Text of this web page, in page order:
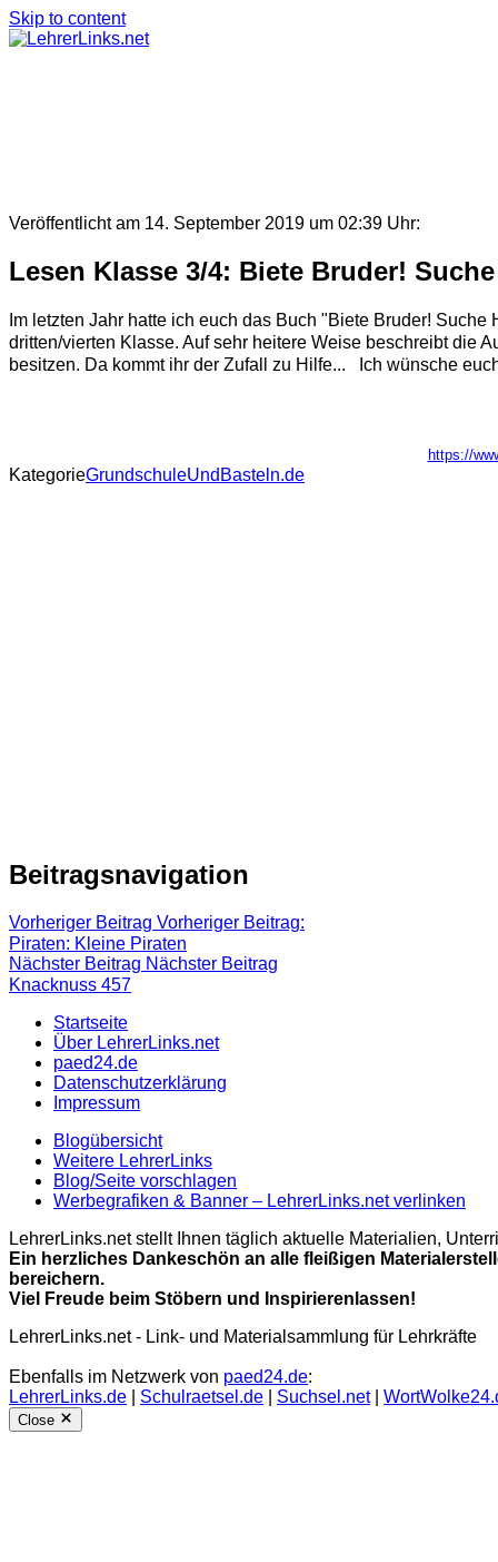
Skip to content
Veröffentlicht am 14. September 2019 um 02:39 Uhr:
Lesen Klasse 3/4: Biete Bruder!
Im letzten Jahr hatte ich euch das Buch "Biete Bruder!
dritten/vierten Klasse. Auf sehr heitere Weise beschreibt die
besitzen. Da kommt ihr der Zufall zu Hilfe... Ich wünsche
https://
KategorieGrundschuleUndBasteln.de
Beitragsnavigation
Vorheriger Beitrag Vorheriger Beitrag:
Piraten: Kleine Piraten
Nächster Beitrag Nächster Beitrag
Knacknuss 457
Startseite
Über LehrerLinks.net
paed24.de
Datenschutzerklärung
Impressum
Blogübersicht
Weitere LehrerLinks
Blog/Seite vorschlagen
Werbegrafiken & Banner – LehrerLinks.net verlinken
LehrerLinks.net stellt Ihnen täglich aktuelle Materialien,
Ein herzliches Dankeschön an alle fleißigen
bereichern.
Viel Freude beim Stöbern und Inspirierenlassen!
LehrerLinks.net - Link- und Materialsammlung für Lehrkräfte
Ebenfalls im Netzwerk von paed24.de:
LehrerLinks.de
Schulraetsel.de Suchsel.net|
Close